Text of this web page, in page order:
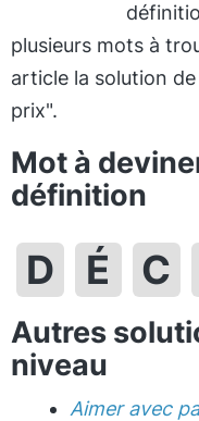
plusieurs mots à
article la solution
prix".
Mot à
définition
D É C
Autres
niveau
Aimer avec